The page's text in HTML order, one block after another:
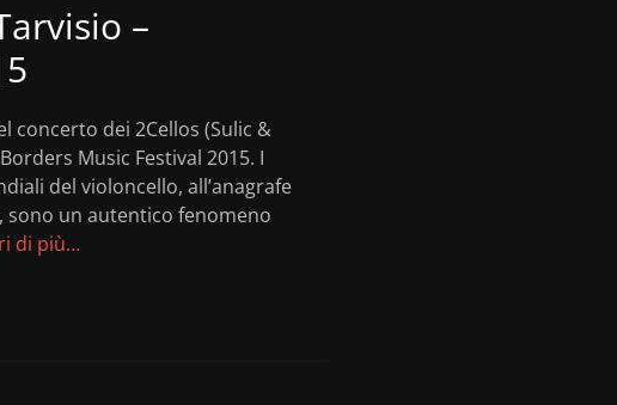
–
concerto dei 2Cellos (Sulic &
Music Festival 2015. I
del violoncello, all’anagrafe
sono un autentico fenomeno
di più…